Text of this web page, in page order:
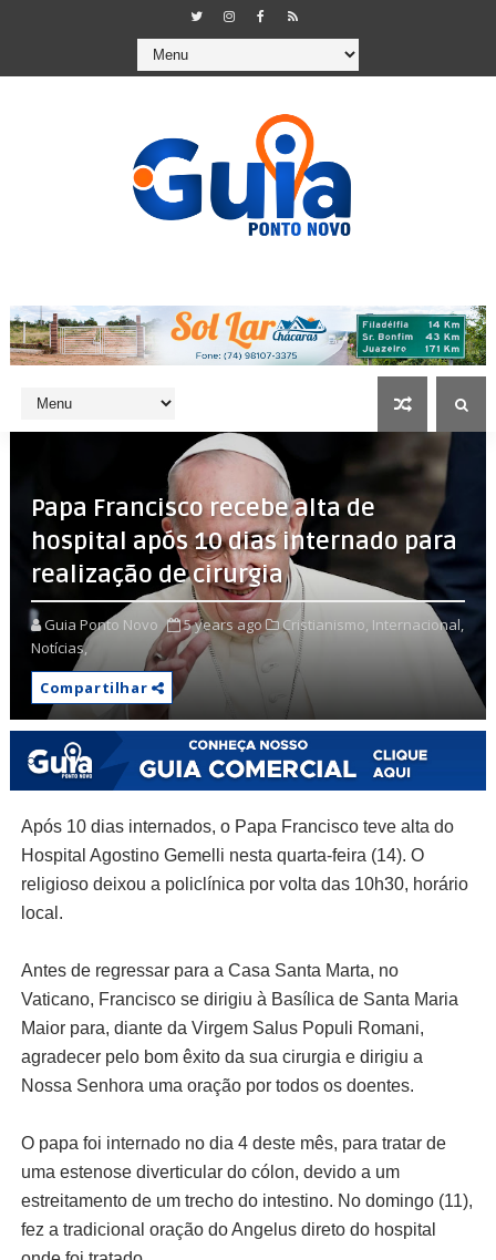
Papa Francisco recebe alta de
hospital após 10 dias internado para
realização de cirurgia
Guia Ponto Novo 5 years ago Cristianismo, Internacional,
Notícias,
Compartilhar
Após 10 dias internados, o Papa Francisco teve alta do
Hospital Agostino Gemelli nesta quarta-feira (14). O
religioso deixou a policlínica por volta das 10h30, horário
local.
Antes de regressar para a Casa Santa Marta, no
Vaticano, Francisco se dirigiu à Basílica de Santa Maria
Maior para, diante da Virgem Salus Populi Romani,
agradecer pelo bom êxito da sua cirurgia e dirigiu a
Nossa Senhora uma oração por todos os doentes.
O papa foi internado no dia 4 deste mês, para tratar de
uma estenose diverticular do cólon, devido a um
estreitamento de um trecho do intestino. No domingo (11),
fez a tradicional oração do Angelus direto do hospital